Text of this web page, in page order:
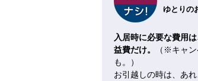
ゆとりの
入居時に必要な費用
益費だけ。
（※キャ
も。）
お引越しの時は、あ